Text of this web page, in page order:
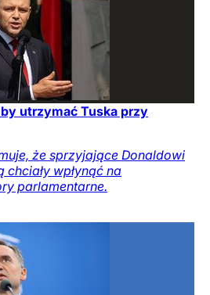
utrzymać Tuska przy
że sprzyjające Donaldowi
chciały wpłynąć na
parlamentarne.